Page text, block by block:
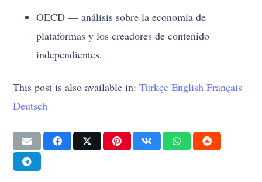
OECD — análisis sobre la economía de
plataformas y los creadores de contenido
independientes.
This post is also available in:Türkçe English Français
Deutsch